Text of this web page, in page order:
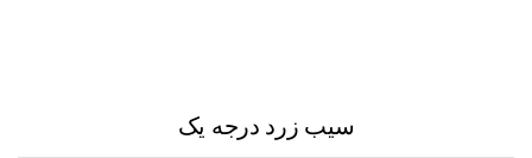
سیب زرد درجه یک